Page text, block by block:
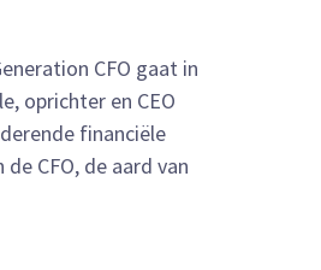
CFO gaat in
oprichter en CEO
financiële
CFO, de aard van